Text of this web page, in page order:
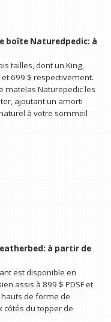
boîte Naturedpedic: à
tailles, dont un King,
et 699 $ respectivement.
matelas Naturepedic les
ajoutant un amorti
à votre sommeil
à partir de
est disponible en
assis à 899 $ PDSF et
hauts de forme de
côtés du topper de